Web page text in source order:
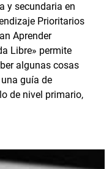
y secundaria en
Prioritarios
Aprender
Libre» permite
algunas cosas
guía de
de nivel primario,